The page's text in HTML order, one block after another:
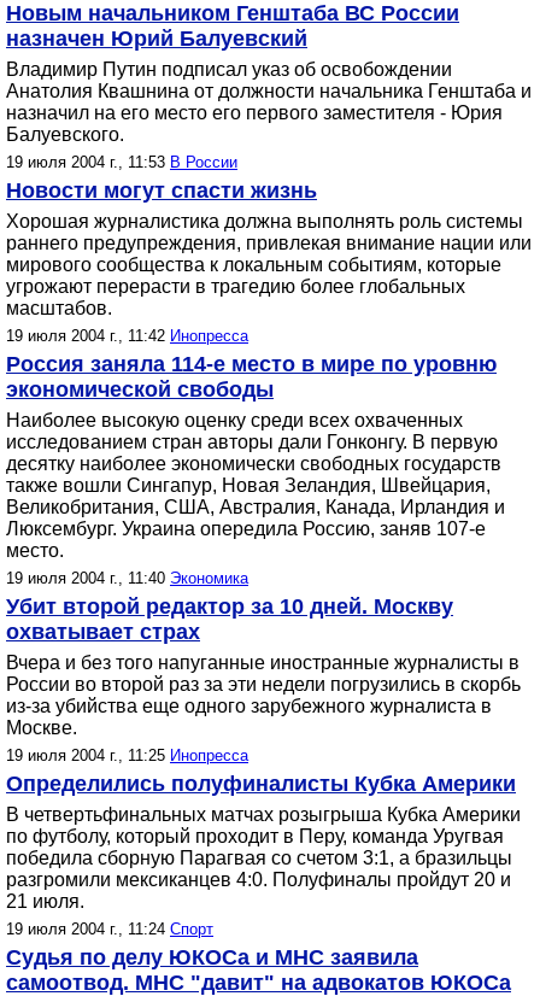
Новым начальником Генштаба ВС России
назначен Юрий Балуевский
Владимир Путин подписал указ об освобождении
Анатолия Квашнина от должности начальника Генштаба и
назначил на его место его первого заместителя - Юрия
Балуевского.
19 июля 2004 г., 11:53 В России
Новости могут спасти жизнь
Хорошая журналистика должна выполнять роль системы
раннего предупреждения, привлекая внимание нации или
мирового сообщества к локальным событиям, которые
угрожают перерасти в трагедию более глобальных
масштабов.
19 июля 2004 г., 11:42 Инопресса
Россия заняла 114-е место в мире по уровню
экономической свободы
Наиболее высокую оценку среди всех охваченных
исследованием стран авторы дали Гонконгу. В первую
десятку наиболее экономически свободных государств
также вошли Сингапур, Новая Зеландия, Швейцария,
Великобритания, США, Австралия, Канада, Ирландия и
Люксембург. Украина опередила Россию, заняв 107-е
место.
19 июля 2004 г., 11:40 Экономика
Убит второй редактор за 10 дней. Москву
охватывает страх
Вчера и без того напуганные иностранные журналисты в
России во второй раз за эти недели погрузились в скорбь
из-за убийства еще одного зарубежного журналиста в
Москве.
19 июля 2004 г., 11:25 Инопресса
Определились полуфиналисты Кубка Америки
В четвертьфинальных матчах розыгрыша Кубка Америки
по футболу, который проходит в Перу, команда Уругвая
победила сборную Парагвая со счетом 3:1, а бразильцы
разгромили мексиканцев 4:0. Полуфиналы пройдут 20 и
21 июля.
19 июля 2004 г., 11:24 Спорт
Судья по делу ЮКОСа и МНС заявила
самоотвод. МНС "давит" на адвокатов ЮКОСа